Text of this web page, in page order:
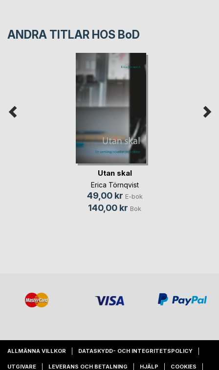
ANDRA TITLAR HOS BoD
Utan skal
Erica Törnqvist
49,00 kr E-bok
140,00 kr Bok
ALLMÄNNA VILLKOR DATASKYDD- OCH INTEGRITETSPOLICY
UTGIVARE LEVERANS OCH BETALNING HJÄLP COOKIES